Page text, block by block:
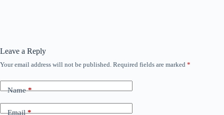
Leave a Reply
Your email address will not be published. Required fields are marked *
Name*
Email*